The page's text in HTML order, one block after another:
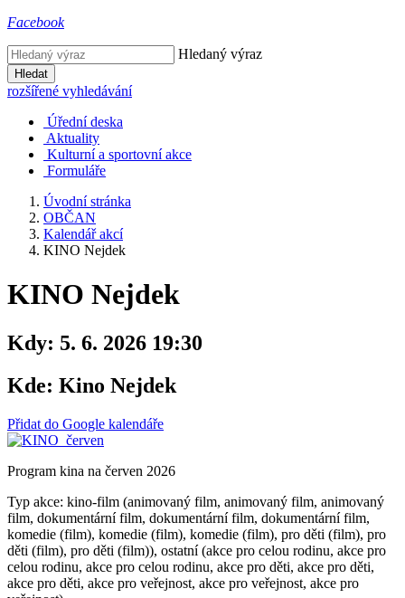
Facebook
Hledaný výraz
Hledat
rozšířené vyhledávání
Úřední deska
Aktuality
Kulturní a sportovní akce
Formuláře
Úvodní stránka
OBČAN
Kalendář akcí
KINO Nejdek
KINO Nejdek
Kdy: 5. 6. 2026 19:30
Kde: Kino Nejdek
Přidat do Google kalendáře
Program kina na červen 2026
Typ akce: kino-film (animovaný film, animovaný film, animovaný
film, dokumentární film, dokumentární film, dokumentární film,
komedie (film), komedie (film), komedie (film), pro děti (film), pro
děti (film), pro děti (film)), ostatní (akce pro celou rodinu, akce pro
celou rodinu, akce pro celou rodinu, akce pro děti, akce pro děti,
akce pro děti, akce pro veřejnost, akce pro veřejnost, akce pro